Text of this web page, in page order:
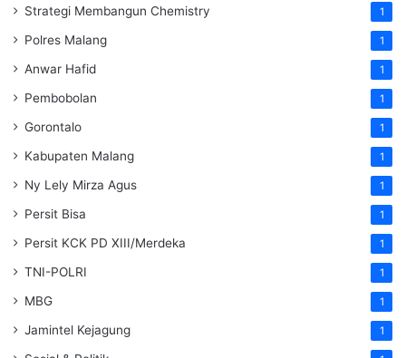
Strategi Membangun Chemistry 1
Polres Malang 1
Anwar Hafid 1
Pembobolan 1
Gorontalo 1
Kabupaten Malang 1
Ny Lely Mirza Agus 1
Persit Bisa 1
Persit KCK PD XIII/Merdeka 1
TNI-POLRI 1
MBG 1
Jamintel Kejagung 1